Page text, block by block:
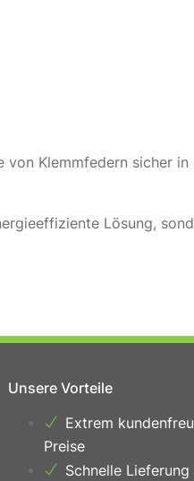
Klemmfedern sicher
Lösung,
Unsere Vorteile
Extrem
Preise
Schnelle Lieferung